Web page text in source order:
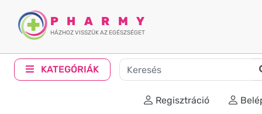
PHARMY
HÁZHOZ VISSZÜK AZ EGÉSZSÉGET
KATEGÓRIÁK
Regisztráció